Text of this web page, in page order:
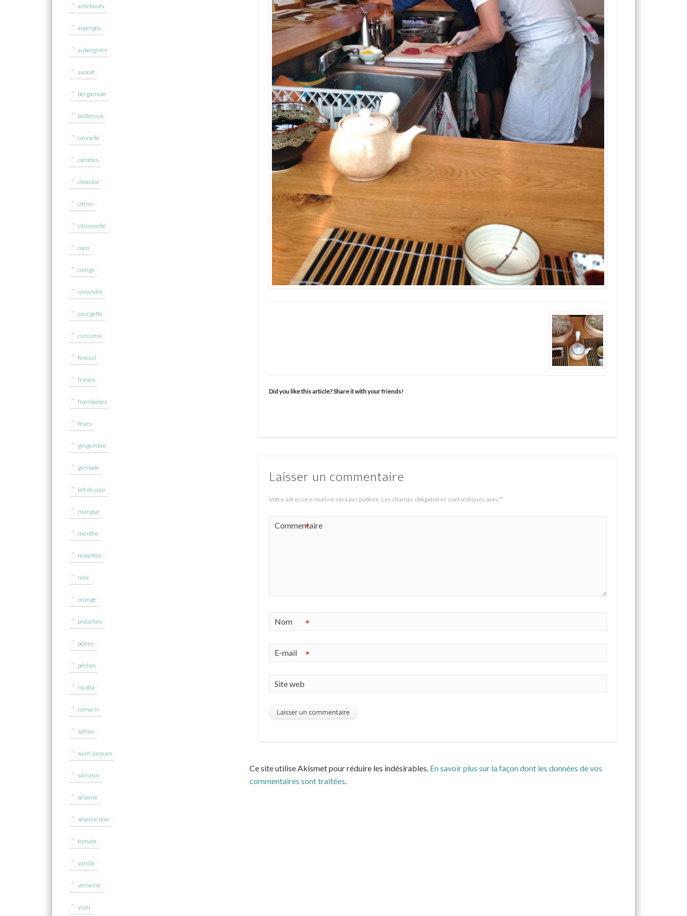
Did you like this article? Share it with your friends!
Laisser un commentaire
Votre adresse e-mail ne sera pas publiée. Les champs obligatoires sont indiqués avec*
Commentaire
*
Nom *
E-mail *
Site web
Ce site utilise Akismet pour réduire les indésirables. En savoir plus sur la façon dont les données de vos
commentaires sont traitées.
artichauts
asperges
aubergines
avocat
bergamote
butternut
cannelle
carottes
chocolat
citron
citronnelle
coco
coings
coriandre
courgette
curcuma
fenouil
fraises
framboises
fêves
gingembre
grenade
lait de coco
mangue
menthe
noisettes
noix
orange
pistaches
poires
pêches
ricotta
romarin
safran
saint-jacques
sarrasin
sésame
sésame noir
tomate
vanille
verveine
yuzu